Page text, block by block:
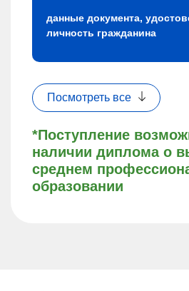
*Поступление
наличии диплома о
среднем
образовании
данные документа,
личность гражданина
Посмотреть все